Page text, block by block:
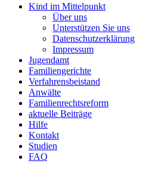
Kind im Mittelpunkt
Über uns
Unterstützen Sie uns
Datenschutzerklärung
Impressum
Jugendamt
Familiengerichte
Verfahrensbeistand
Anwälte
Familienrechtsreform
aktuelle Beiträge
Hilfe
Kontakt
Studien
FAQ